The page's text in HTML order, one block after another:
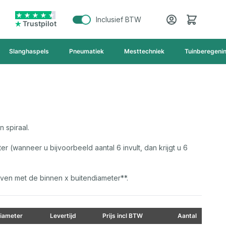
Trustpilot
Inclusief BTW Cart
Slanghaspels Pneumatiek Mesttechniek
spiraal.
(wanneer u bijvoorbeeld aantal 6 invult, dan krijgt u 6
met de binnen x buitendiameter**.
Levertijd Prijs incl BTW Aantal